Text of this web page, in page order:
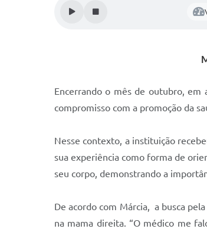
Encerrando o mês de outubro, em
compromisso com a promoção da
Nesse contexto, a instituição
sua experiência como forma de
seu corpo, demonstrando a
De acordo com Márcia, a busca
na mama direita. “O médico me